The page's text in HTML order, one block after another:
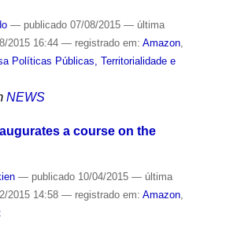
— publicado07/08/2015 — última
2015 16:44 — registrado em: Amazon,
Políticas Públicas, Territorialidade e
NEWS
a course on the
— publicado10/04/2015 — última
2015 14:58 — registrado em: Amazon,